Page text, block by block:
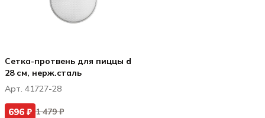
Сетка-протвень для пиццы d
28 см, нерж.cталь
Арт. 41727-28
696 ₽ 1 479 ₽